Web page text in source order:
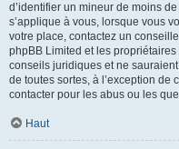
d’identifier un mineur de moins
s’applique à vous, lorsque vous
votre place, contactez un
phpBB Limited et les
conseils juridiques et ne
de toutes sortes, à l’exception de
contacter pour les abus ou les
Haut